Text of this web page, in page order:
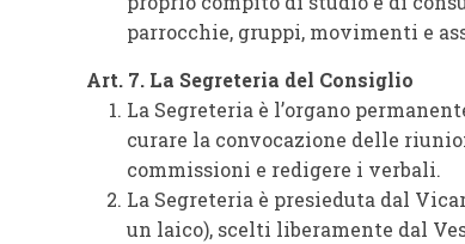
parrocchie, gruppi, movimenti e
Art. 7. La Segreteria del Consiglio
La Segreteria è l’organo
curare la convocazione delle
commissioni e redigere i verbali.
La Segreteria è presieduta dal
un laico), scelti liberamente dal